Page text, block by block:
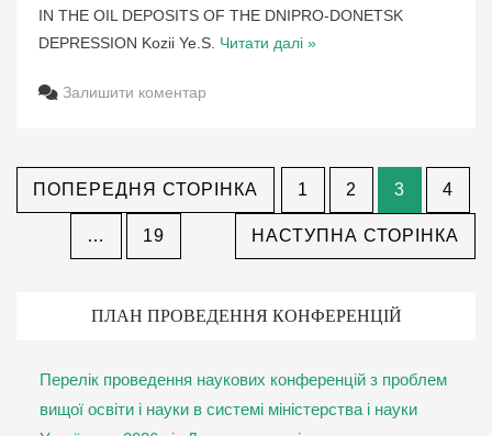
IN THE OIL DEPOSITS OF THE DNIPRO-DONETSK
DEPRESSION Kozii Ye.S. Читати далі »
Залишити коментар
ПОПЕРЕДНЯ СТОРІНКА СТОРІНКА
1 СТОРІНКА
2 3 4
… СТОРІНКА
19 НАСТУПНА СТОРІНКА
ПЛАН ПРОВЕДЕННЯ КОНФЕРЕНЦІЙ
Перелік проведення наукових конференцій з проблем
вищої освіти і науки в системі міністерства і науки